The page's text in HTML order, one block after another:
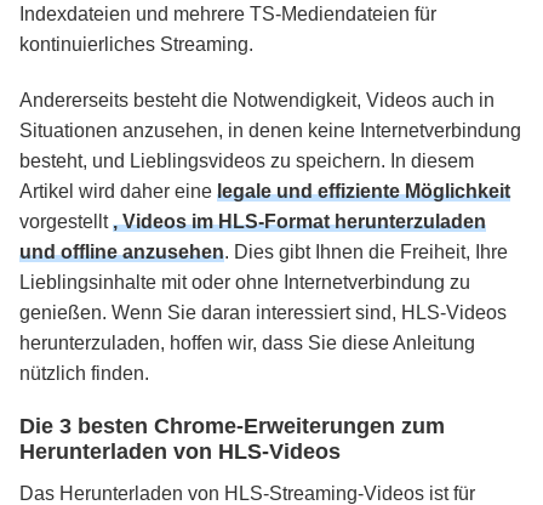
Indexdateien und mehrere TS-Mediendateien für
kontinuierliches Streaming.
Andererseits besteht die Notwendigkeit, Videos auch in
Situationen anzusehen, in denen keine Internetverbindung
besteht, und Lieblingsvideos zu speichern. In diesem
Artikel wird daher eine legale und effiziente Möglichkeit
vorgestellt, Videos im HLS-Format herunterzuladen
und offline anzusehen. Dies gibt Ihnen die Freiheit, Ihre
Lieblingsinhalte mit oder ohne Internetverbindung zu
genießen. Wenn Sie daran interessiert sind, HLS-Videos
herunterzuladen, hoffen wir, dass Sie diese Anleitung
nützlich finden.
Die 3 besten Chrome-Erweiterungen zum
Herunterladen von HLS-Videos
Das Herunterladen von HLS-Streaming-Videos ist für